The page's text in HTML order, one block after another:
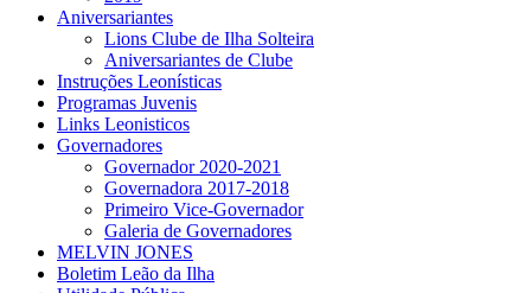
Aniversariantes
Lions Clube de Ilha Solteira
Aniversariantes de Clube
Instruções Leonísticas
Programas Juvenis
Links Leonisticos
Governadores
Governador 2020-2021
Governadora 2017-2018
Primeiro Vice-Governador
Galeria de Governadores
MELVIN JONES
Boletim Leão da Ilha